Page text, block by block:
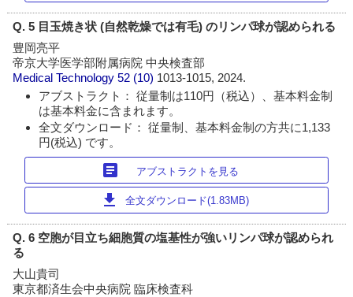
Q. 5 目玉焼き状 (自然乾燥では有毛) のリンパ球が認められる
豊岡亮平
帝京大学医学部附属病院 中央検査部
Medical Technology 52 (10) 1013-1015, 2024.
アブストラクト： 従量制は110円（税込）、基本料金制
は基本料金に含まれます。
全文ダウンロード： 従量制、基本料金制の方共に1,133
円(税込) です。
article アブストラクトを見る
download 全文ダウンロード(1.83MB)
Q. 6 空胞が目立ち細胞質の塩基性が強いリンパ球が認められ
る
大山貴司
東京都済生会中央病院 臨床検査科